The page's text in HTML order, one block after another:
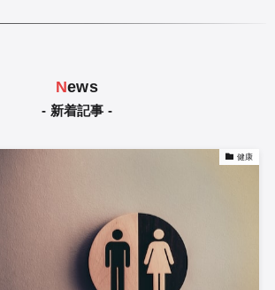
News
- 新着記事 -
健康